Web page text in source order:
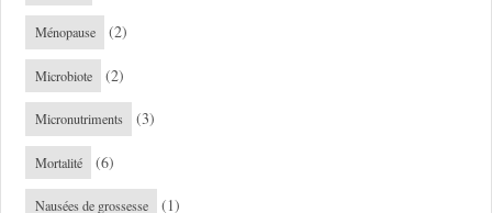
Ménopause (2)
Microbiote (2)
Micronutriments (3)
Mortalité (6)
Nausées de grossesse (1)